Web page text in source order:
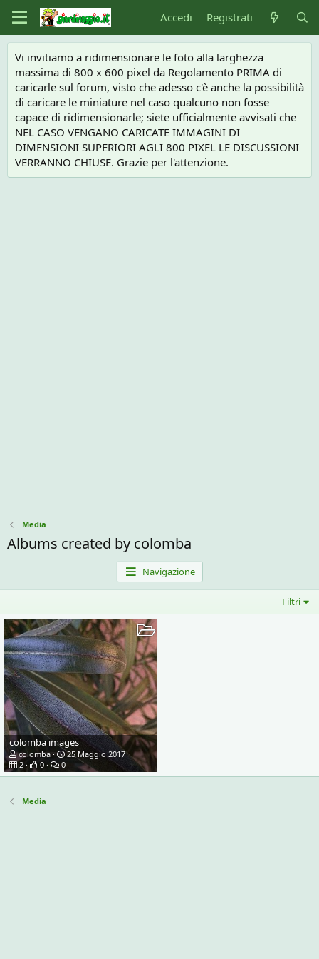
Accedi Registrati
Vi invitiamo a ridimensionare le foto alla larghezza
massima di 800 x 600 pixel da Regolamento PRIMA di
caricarle sul forum, visto che adesso c'è anche la possibilità
di caricare le miniature nel caso qualcuno non fosse
capace di ridimensionarle; siete ufficialmente avvisati che
NEL CASO VENGANO CARICATE IMMAGINI DI
DIMENSIONI SUPERIORI AGLI 800 PIXEL LE DISCUSSIONI
VERRANNO CHIUSE. Grazie per l'attenzione.
Media
Albums created by colomba
Navigazione
Filtri
colomba images
colomba
25 Maggio 2017
2
0 0
Media